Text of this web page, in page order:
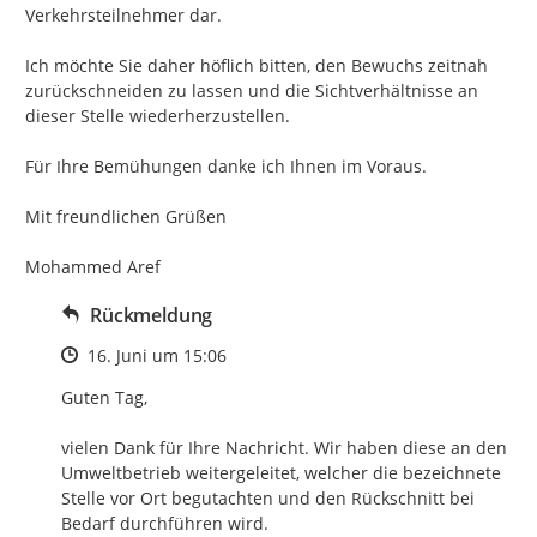
Verkehrsteilnehmer dar.
Ich möchte Sie daher höflich bitten, den Bewuchs zeitnah
zurückschneiden zu lassen und die Sichtverhältnisse an
dieser Stelle wiederherzustellen.
Für Ihre Bemühungen danke ich Ihnen im Voraus.
Mit freundlichen Grüßen
Mohammed Aref
Rückmeldung
Zeitpunkt des Erstellens
16. Juni um 15:06
Guten Tag,
vielen Dank für Ihre Nachricht. Wir haben diese an den
Umweltbetrieb weitergeleitet, welcher die bezeichnete
Stelle vor Ort begutachten und den Rückschnitt bei
Bedarf durchführen wird.